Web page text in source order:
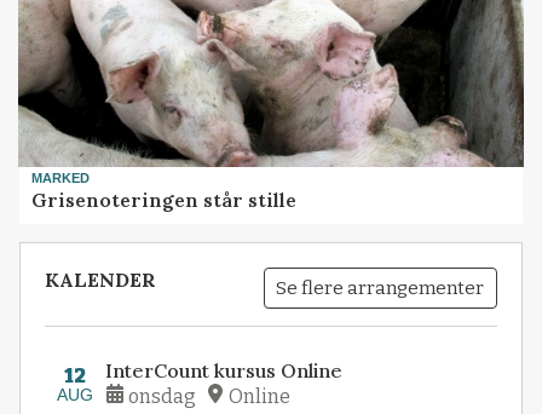
MARKED
Grisenoteringen står stille
KALENDER Se flere arrangementer
12
AUG
InterCount kursus Online
onsdag Online